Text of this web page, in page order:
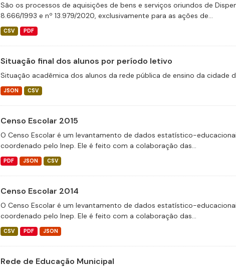
São os processos de aquisições de bens e serviços oriundos de
8.666/1993 e nº 13.979/2020, exclusivamente para as ações de...
CSV PDF
Situação final dos alunos por período letivo
Situação acadêmica dos alunos da rede pública de ensino da cidade
JSON CSV
Censo Escolar 2015
O Censo Escolar é um levantamento de dados estatístico-
coordenado pelo Inep. Ele é feito com a colaboração das...
PDF JSON CSV
Censo Escolar 2014
O Censo Escolar é um levantamento de dados estatístico-
coordenado pelo Inep. Ele é feito com a colaboração das...
CSV PDF JSON
Rede de Educação Municipal